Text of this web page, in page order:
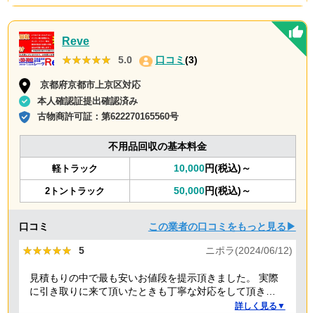
Reve
★★★★★
★★★★★ 5.0 口コミ(3)
京都府京都市上京区対応
本人確認証提出確認済み
古物商許可証：第622270165560号
不用品回収の基本料金
軽トラック 10,000円(税込)～
2トントラック 50,000円(税込)～
口コミ この業者の口コミをもっと見る▶
★★★★★
★★★★★ 5 ニポラ(2024/06/12)
見積もりの中で最も安いお値段を提示頂きました。 実際
に引き取りに来て頂いたときも丁寧な対応をして頂き、
詳しく見る▼